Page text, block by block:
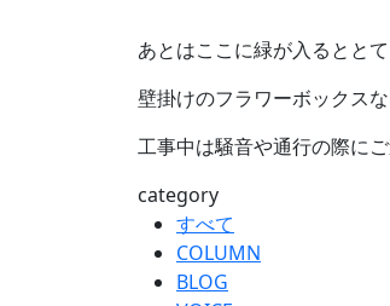
あとはここに緑が入るとと
壁掛けのフラワーボックス
工事中は騒音や通行の際に
category
すべて
COLUMN
BLOG